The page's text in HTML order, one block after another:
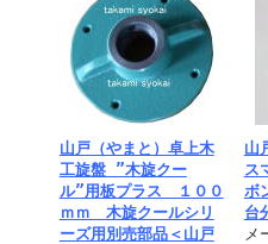
山戸（やまと）卓上木
工旋盤 ”木旋クー
ル”用板プラス １００
ｍｍ 木旋クールシリ
ーズ用別売部品＜山戸
山
ス
ボ
台
メ